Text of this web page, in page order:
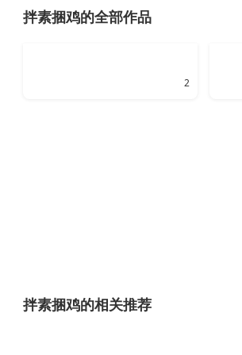
拌素捆鸡的全部作品
2
拌素捆鸡的相关推荐